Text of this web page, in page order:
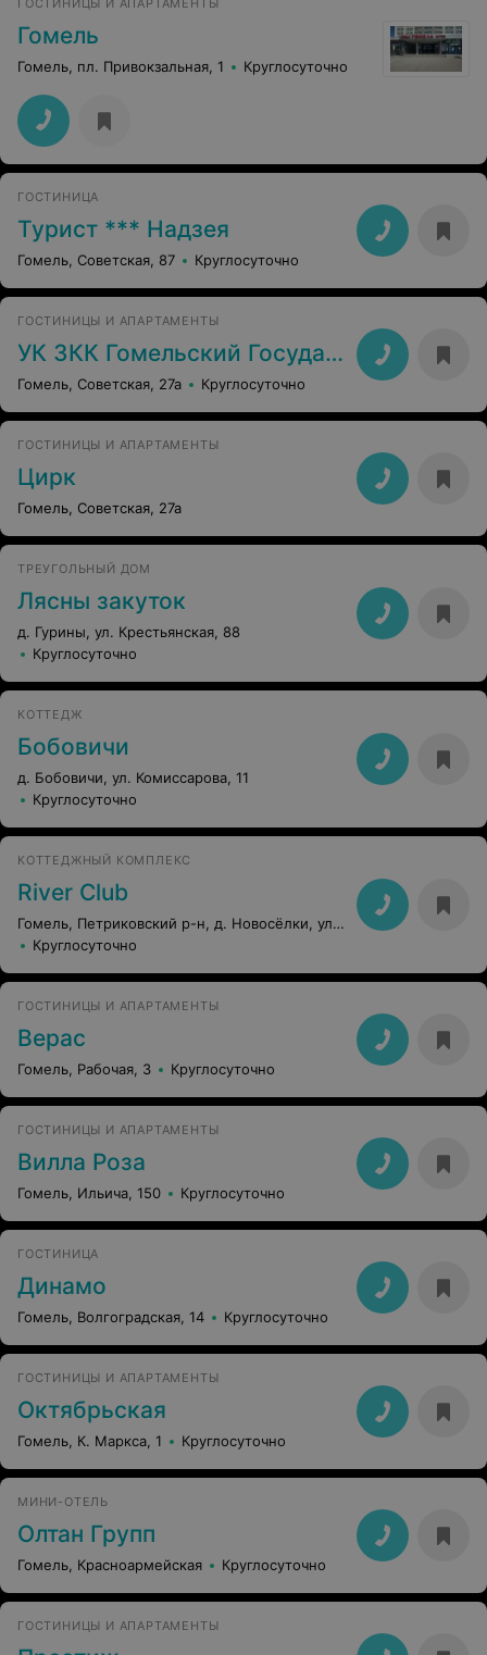
ГОСТИНИЦЫ И АПАРТАМЕНТЫ
Гомель
Гомель, пл. Привокзальная, 1 Круглосуточно
ГОСТИНИЦА
Турист *** Надзея
Гомель, Советская, 87 Круглосуточно
ГОСТИНИЦЫ И АПАРТАМЕНТЫ
УК ЗКК Гомельский Государственный Цирк
Гомель, Советская, 27а Круглосуточно
ГОСТИНИЦЫ И АПАРТАМЕНТЫ
Цирк
Гомель, Советская, 27а
ТРЕУГОЛЬНЫЙ ДОМ
Лясны закуток
д. Гурины, ул. Крестьянская, 88
Круглосуточно
КОТТЕДЖ
Бобовичи
д. Бобовичи, ул. Комиссарова, 11
Круглосуточно
КОТТЕДЖНЫЙ КОМПЛЕКС
River Club
Гомель, Петриковский р-н, д. Новосёлки, ул. Набережная, 62
Круглосуточно
ГОСТИНИЦЫ И АПАРТАМЕНТЫ
Верас
Гомель, Рабочая, 3 Круглосуточно
ГОСТИНИЦЫ И АПАРТАМЕНТЫ
Вилла Роза
Гомель, Ильича, 150 Круглосуточно
ГОСТИНИЦА
Динамо
Гомель, Волгоградская, 14 Круглосуточно
ГОСТИНИЦЫ И АПАРТАМЕНТЫ
Октябрьская
Гомель, К. Маркса, 1 Круглосуточно
МИНИ-ОТЕЛЬ
Олтан Групп
Гомель, Красноармейская Круглосуточно
ГОСТИНИЦЫ И АПАРТАМЕНТЫ